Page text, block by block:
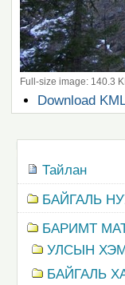
Full-size image: 140.3
Document
Actions
Download
Тайлан
БАЙГАЛЬ
БАРИМТ
УЛСЫН
БАЙГАЛЬ